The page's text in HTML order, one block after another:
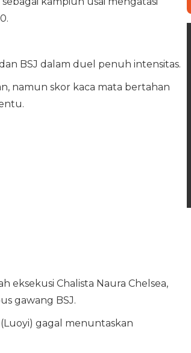
BSJ dalam duel penuh intensitas.
namun skor kaca mata bertahan
eksekusi Chalista Naura Chelsea,
gawang BSJ.
gagal menuntaskan